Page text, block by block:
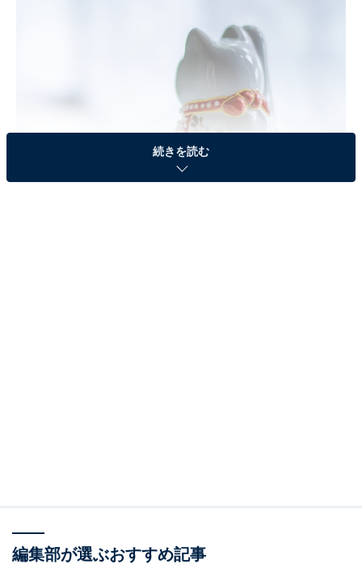
と、そのご利益にあやかることができるといわれていま
続きを読む
編集部が選ぶおすすめ記事